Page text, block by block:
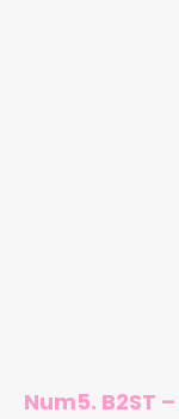
Num5. B2ST –